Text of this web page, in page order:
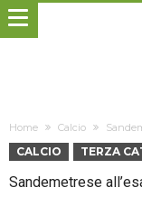
Home Calcio
CALCIO TERZA
Sandemetrese